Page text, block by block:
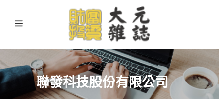
聯發科技股份有限公司